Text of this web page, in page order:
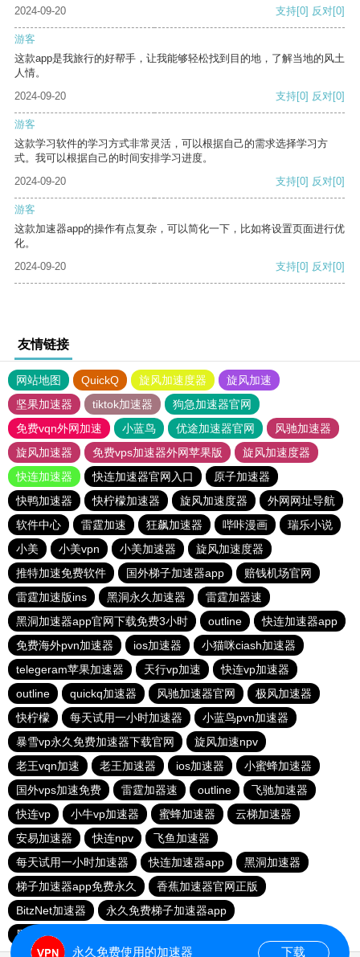
2024-09-20
支持[0] 反对[0]
游客
这款app是我旅行的好帮手，让我能够轻松找到目的地，了解当地的风土
人情。
2024-09-20
支持[0] 反对[0]
游客
这款学习软件的学习方式非常灵活，可以根据自己的需求选择学习方
式。我可以根据自己的时间安排学习进度。
2024-09-20
支持[0] 反对[0]
游客
这款加速器app的操作有点复杂，可以简化一下，比如将设置页面进行优
化。
2024-09-20
支持[0] 反对[0]
友情链接
网站地图 QuickQ 旋风加速度器
旋风加速
坚果加速器
tiktok加速器
狗急加速器官网
免费vqn外网加速
小蓝鸟 优途加速器官网
风驰加速器
旋风加速器
免费vps加速器外网苹果版
旋风加速度器
快连加速器
快连加速器官网入口
原子加速器
快鸭加速器
快柠檬加速器 旋风加速度器
外网网址导航
软件中心
雷霆加速 狂飙加速器 哔咔漫画
瑞乐小说
小美
小美vpn 小美加速器
旋风加速度器
推特加速免费软件
国外梯子加速器app
赔钱机场官网
雷霆加速版ins
黑洞永久加速器
雷霆加器速
黑洞加速器app官网下载免费3小时
outline
快连加速器app
免费海外pvn加速器
ios加速器
小猫咪ciash加速器
telegeram苹果加速器
天行vp加速
快连vp加速器
outline
quickq加速器 风驰加速器官网
极风加速器
快柠檬
每天试用一小时加速器
小蓝鸟pvn加速器
暴雪vp永久免费加速器下载官网
旋风加速npv
老王vqn加速
老王加速器 ios加速器
小蜜蜂加速器
国外vps加速免费
雷霆加器速 outline
飞驰加速器
快连vp
小牛vp加速器 蜜蜂加速器
云梯加速器
安易加速器
快连npv
飞鱼加速器
每天试用一小时加速器
快连加速器app
黑洞加速器
梯子加速器app免费永久
香蕉加速器官网正版
BitzNet加速器
永久免费梯子加速器app
黑洞海外npv加速梯子
永久免费使用的加速器 下载